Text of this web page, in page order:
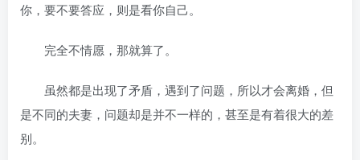
你，要不要答应，则是看你自己。
完全不情愿，那就算了。
虽然都是出现了矛盾，遇到了问题，所以才会离婚，但
是不同的夫妻，问题却是并不一样的，甚至是有着很大的差
别。